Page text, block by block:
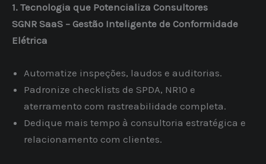
1. Tecnologia que Potencializa Consultores
SGNR SaaS – Gestão Inteligente de Conformidade
Elétrica
Automatize inspeções, laudos e auditorias.
Padronize checklists de SPDA, NR10 e
aterramento com rastreabilidade completa.
Dedique mais tempo à consultoria estratégica e
relacionamento com clientes.